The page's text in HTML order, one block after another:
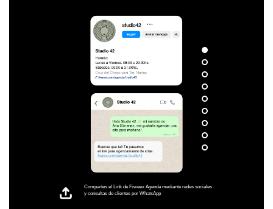
Compartes el Link de Fiweex Agenda mediante redes sociales
y consultas de clientes por WhatsApp